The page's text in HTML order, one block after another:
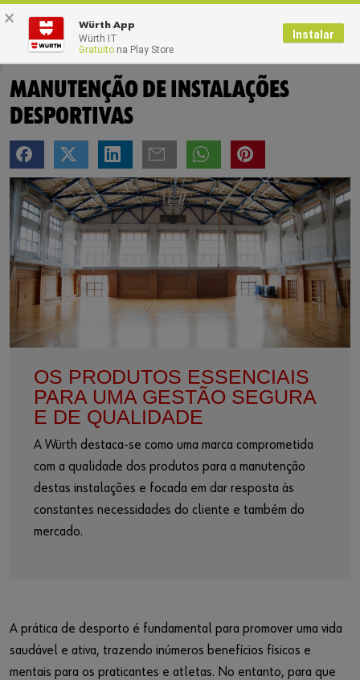
Home Blog
MANUTENÇÃO DE INSTALAÇÕES
DESPORTIVAS
OS PRODUTOS ESSENCIAIS
PARA UMA GESTÃO SEGURA
E DE QUALIDADE
A Würth destaca-se como uma marca comprometida
com a qualidade dos produtos para a manutenção
destas instalações e focada em dar resposta às
constantes necessidades do cliente e também do
mercado.
A prática de desporto é fundamental para promover uma vida
saudável e ativa, trazendo inúmeros benefícios físicos e
mentais para os praticantes e atletas. No entanto, para que
× Würth App
Würth IT
Gratuito na Play Store
Instalar